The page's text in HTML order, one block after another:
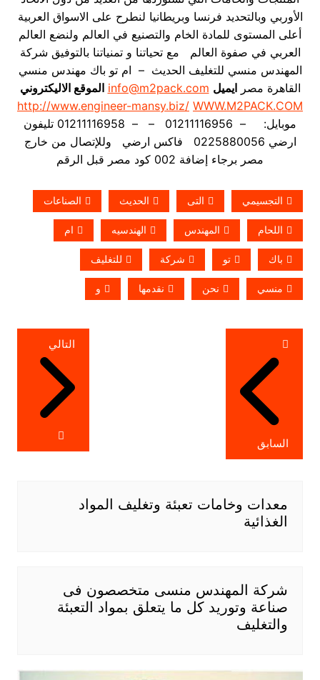
الأوربي وبالتحديد فرنسا وبريطانيا لنطرح على الاسواق العربية
أعلى المستوى للمادة الخام والتصنيع في العالم ولنضع العالم
العربي في صفوة العالم مع تحياتنا و تمنياتنا بالتوفيق شركة
المهندس منسي للتغليف الحديث – ام تو باك مهندس منسي
القاهرة مصرايميل info@m2pack.com الموقع الاليكتروني
http://www.engineer-mansy.biz/ WWW.M2PACK.COM
موبايل: – 01211116956 – – 01211116958 تليفون
ارضي 0225880056 فاكس ارضي
وللإتصال من خارج
مصر برجاء إضافة 002 كود مصر قبل الرقم
التجسيمي التى الحديث الصناعات
اللحام المهندس الهندسيه ام
باك تو شركة للتغليف
منسي نحن نقدمها و
تصفّح
المقالات
السابق
التالي
معدات وخامات تعبئة وتغليف المواد
الغذائية
شركة المهندس منسى متخصصون فى
صناعة وتوريد كل ما يتعلق بمواد التعبئة
والتغليف